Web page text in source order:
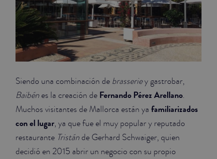
Siendo una combinación de brasseriey gastrobar,
Baibén es la creación de Fernando Pérez Arellano.
Muchos visitantes de Mallorca están ya familiarizados
con el lugar, ya que fue el muy popular y reputado
restaurante Tristán de Gerhard Schwaiger, quien
decidió en 2015 abrir un negocio con su propio